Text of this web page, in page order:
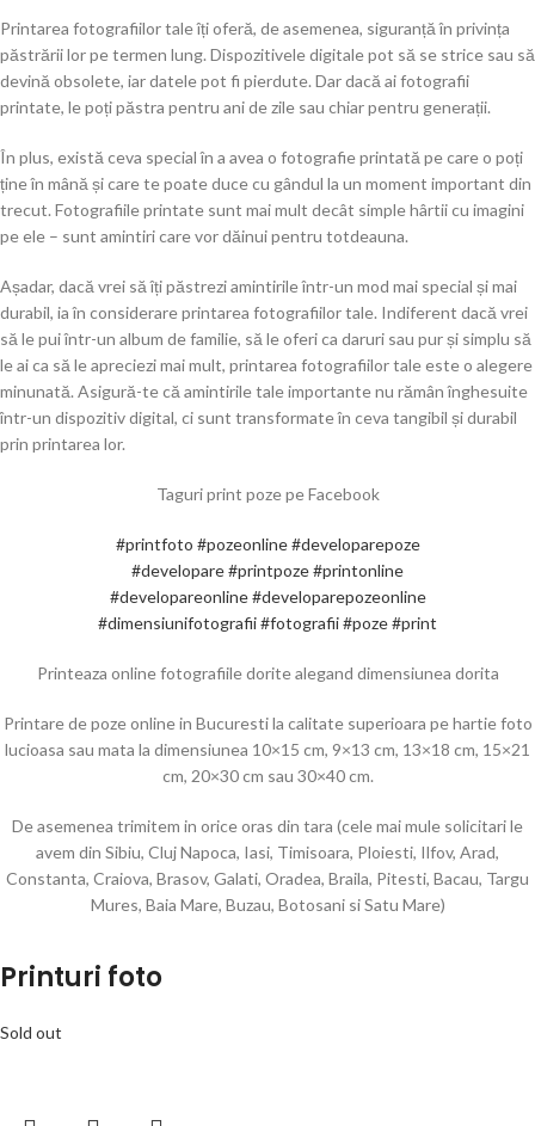
Printarea fotografiilor tale îți oferă, de asemenea, siguranță în privința
păstrării lor pe termen lung. Dispozitivele digitale pot să se strice sau să
devină obsolete, iar datele pot fi pierdute. Dar dacă ai fotografii
printate, le poți păstra pentru ani de zile sau chiar pentru generații.
În plus, există ceva special în a avea o fotografie printată pe care o poți
ține în mână și care te poate duce cu gândul la un moment important din
trecut. Fotografiile printate sunt mai mult decât simple hârtii cu imagini
pe ele – sunt amintiri care vor dăinui pentru totdeauna.
Așadar, dacă vrei să îți păstrezi amintirile într-un mod mai special și mai
durabil, ia în considerare printarea fotografiilor tale. Indiferent dacă vrei
să le pui într-un album de familie, să le oferi ca daruri sau pur și simplu să
le ai ca să le apreciezi mai mult, printarea fotografiilor tale este o alegere
minunată. Asigură-te că amintirile tale importante nu rămân înghesuite
într-un dispozitiv digital, ci sunt transformate în ceva tangibil și durabil
prin printarea lor.
Taguri print poze pe Facebook
#printfoto #pozeonline #developarepoze
#developare#printpoze#printonline
#developareonline #developarepozeonline
#dimensiunifotografii#fotografii#poze#print
Printeaza online fotografiile dorite alegand dimensiunea dorita
Printare de poze online in Bucuresti la calitate superioara pe hartie foto
lucioasa sau mata la dimensiunea 10×15 cm, 9×13 cm, 13×18 cm, 15×21
cm, 20×30 cm sau 30×40 cm.
De asemenea trimitem in orice oras din tara (cele mai mule solicitari le
avem din Sibiu, Cluj Napoca, Iasi, Timisoara, Ploiesti, Ilfov, Arad,
Constanta, Craiova, Brasov, Galati, Oradea, Braila, Pitesti, Bacau, Targu
Mures, Baia Mare, Buzau, Botosani si Satu Mare)
Printuri foto
Sold out